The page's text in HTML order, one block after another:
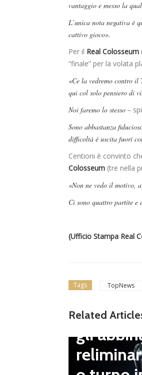
vantaggio e messo la
L’unica nota negativa è
cattivo gioco».
Per il Real Colosseum
“finale” per la volata
«Ce la vedremo contro il
qui col solo pensiero di
Noi faremo lo stesso –
Sono abbastanza
difficoltà è uscita fuori
Centioni è convinto
Colosseum (tre nella
«Non ne vedo il motivo,
Ci sono quattro partite e
(Ufficio Stampa Real
Tags TopNews
Related
Coppa
gli